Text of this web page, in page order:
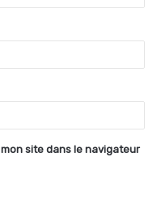
site dans le navigateur